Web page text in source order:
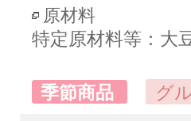
原材料
特定原材料等：大
季節商品 グ